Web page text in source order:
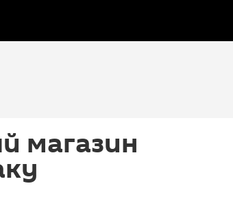
магазин